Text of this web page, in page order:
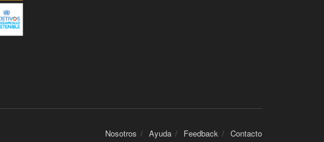
Nosotros Ayuda Feedback Contacto